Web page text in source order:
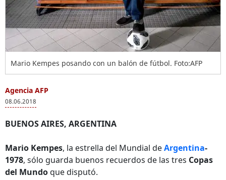
Mario Kempes posando con un balón de fútbol. Foto:AFP
Agencia AFP
08.06.2018
BUENOS AIRES, ARGENTINA
Mario Kempes, la estrella del Mundial deArgentina-
1978, sólo guarda buenos recuerdos de las tres Copas
del Mundoque disputó.